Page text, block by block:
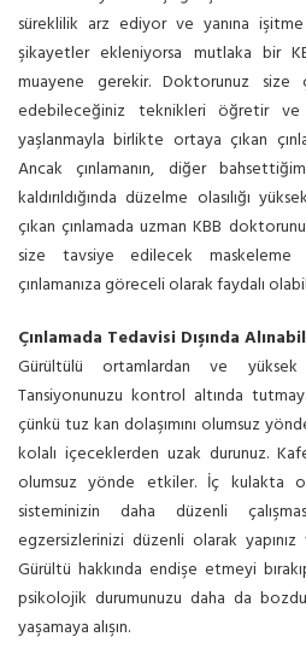
süreklilik arz ediyor ve yanına
şikayetler ekleniyorsa mutlaka bir
muayene gerekir. Doktorunuz
edebileceğiniz teknikleri öğretir
yaşlanmayla birlikte ortaya çıkan
Ancak çınlamanın, diğer
kaldırıldığında düzelme olasılığı
çıkan çınlamada uzman KBB
size tavsiye edilecek maskeleme
çınlamanıza göreceli olarak faydalı
Çınlamada Tedavisi Dışında
Gürültülü ortamlardan ve yüksek
Tansiyonunuzu kontrol altında tutmaya
çünkü tuz kan dolaşımını olumsuz
kolalı içeceklerden uzak durunuz.
olumsuz yönde etkiler. İç kulakta
sisteminizin daha düzenli
egzersizlerinizi düzenli olarak
Gürültü hakkında endişe etmeyi
psikolojik durumunuzu daha da
yaşamaya alışın.